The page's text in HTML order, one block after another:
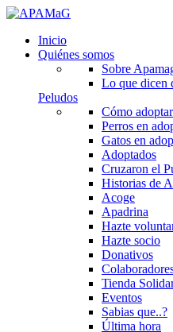
Inicio
Quiénes somos
Sobre
Lo que dicen
Peludos
Cómo
Perros en
Gatos en
Adoptados
Cruzaron el
Historias de
Acoge
Apadrina
Hazte
Hazte socio
Donativos
Tienda
Eventos
Sabias que..?
Última hora